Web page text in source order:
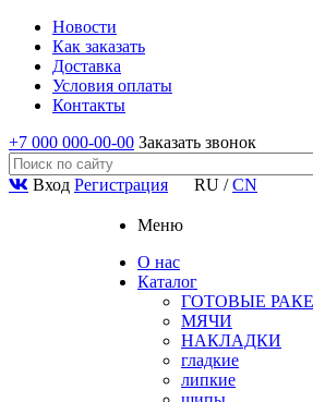
Новости
Как заказать
Доставка
Условия оплаты
Контакты
+7 000 000-00-00 Заказать звонок
Вход Регистрация RU /CN
Меню
О нас
Каталог
ГОТОВЫЕ
МЯЧИ
НАКЛАДКИ
гладкие
липкие